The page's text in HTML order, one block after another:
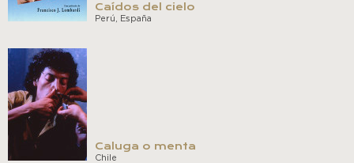
Caídos del cielo
Perú, España
Caluga o menta
Chile